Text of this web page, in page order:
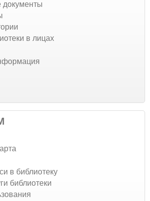
в лицах
в библиотеку
библиотеки